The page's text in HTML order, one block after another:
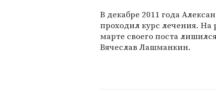
В декабре 2011 года
проходил курс лечения. На
марте своего поста
Вячеслав Лашманкин.